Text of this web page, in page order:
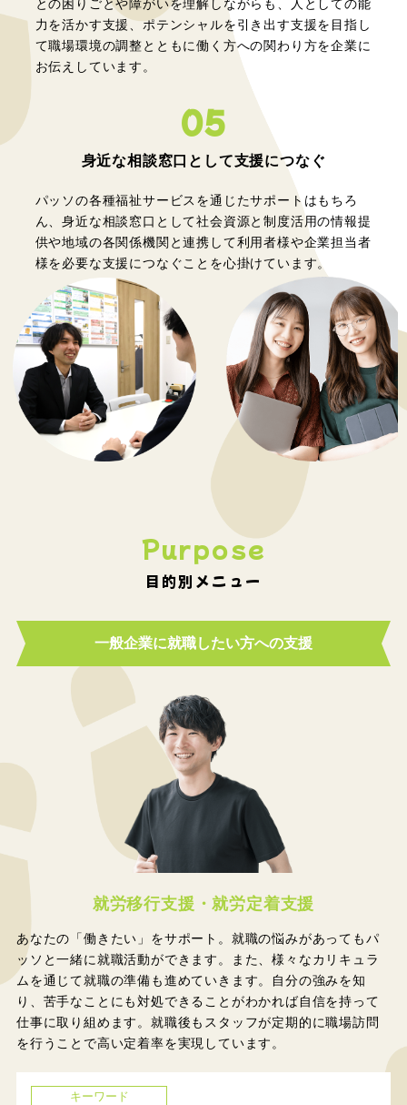
との困りごとや障がいを理解しながらも、人としての能
力を活かす支援、ポテンシャルを引き出す支援を目指し
て職場環境の調整とともに働く方への関わり方を企業に
お伝えしています。
05
身近な相談窓口として支援につなぐ
パッソの各種福祉サービスを通じたサポートはもちろ
ん、身近な相談窓口として社会資源と制度活用の情報提
供や地域の各関係機関と連携して利用者様や企業担当者
様を必要な支援につなぐことを心掛けています。
Purpose
目的別メニュー
一般企業に就職したい方への支援
就労移行支援・就労定着支援
あなたの「働きたい」をサポート。就職の悩みがあってもパ
ッソと一緒に就職活動ができます。また、様々なカリキュラ
ムを通じて就職の準備も進めていきます。自分の強みを知
り、苦手なことにも対処できることがわかれば自信を持って
仕事に取り組めます。就職後もスタッフが定期的に職場訪問
を行うことで高い定着率を実現しています。
キーワード